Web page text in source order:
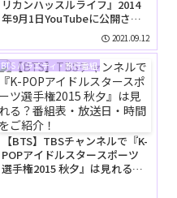
リカンハッスルライフ』2014
年9月1日YouTubeに公開され
2021.09.12
BTS バラエティ・旅行番組
【BTS】TBSチャンネルで『K-
POPアイドルスタースポーツ
選手権2015 秋夕』は見れる？